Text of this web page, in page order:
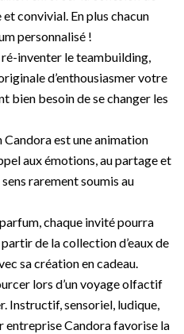
et convivial. En plus chacun
personnalisé !
inventer le teambuilding,
d’enthousiasmer votre
bien besoin de se changer les
Candora est une animation
aux émotions, au partage et
rarement soumis au
chaque invité pourra
de la collection d’eaux de
sa création en cadeau.
lors d’un voyage olfactif
Instructif, sensoriel, ludique,
entreprise Candora favorise la